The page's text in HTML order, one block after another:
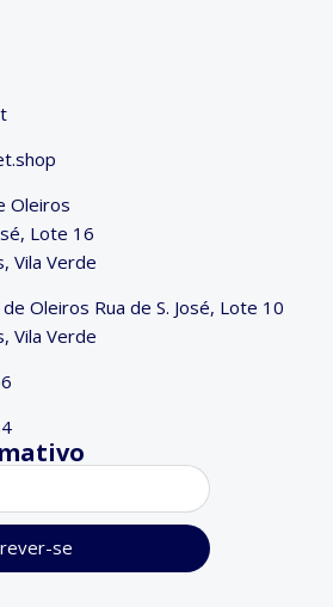
Oleiros
Lote 16
Vila Verde
Oleiros Rua de S. José, Lote 10
Vila Verde
se